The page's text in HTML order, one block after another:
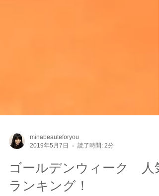
2019年5月7日
読了時間: 2分
ゴールデンウィーク 人